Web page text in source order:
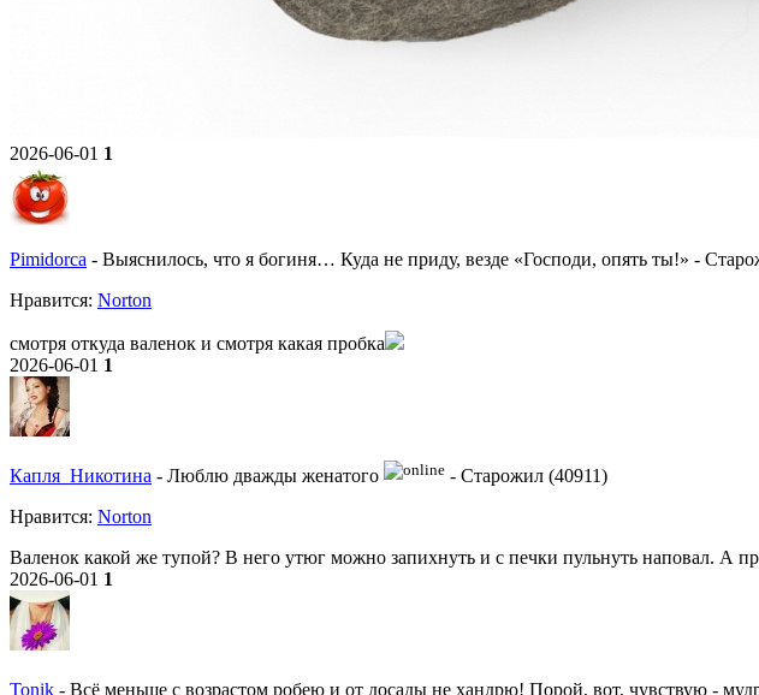
2026-06-01 1
Pimidorca - Выяснилось, что я богиня… Куда не приду, везде «Господи, опять ты!» -
Нравитcя: Norton
смотря откуда валенок и смотря какая пробка
2026-06-01 1
Капля_Никотина - Люблю дважды женатого - Старожил (40911)
Нравитcя: Norton
Валенок какой же тупой? В него утюг можно запихнуть и с печки пульнуть наповал. А
2026-06-01 1
Tonik - Всё меньше с возрастом робею и от досады не хандрю! Порой, вот, чувствую -